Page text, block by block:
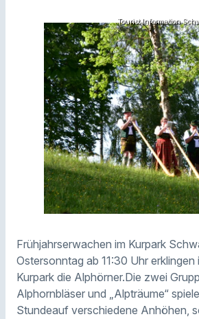
Tourist Information
Frühjahrserwachen im Kurpark
Ostersonntag ab 11:30 Uhr
Kurpark die Alphörner.Die zwei
Alphornbläser und „Alpträume“
Stundeauf verschiedene Anhöhen,